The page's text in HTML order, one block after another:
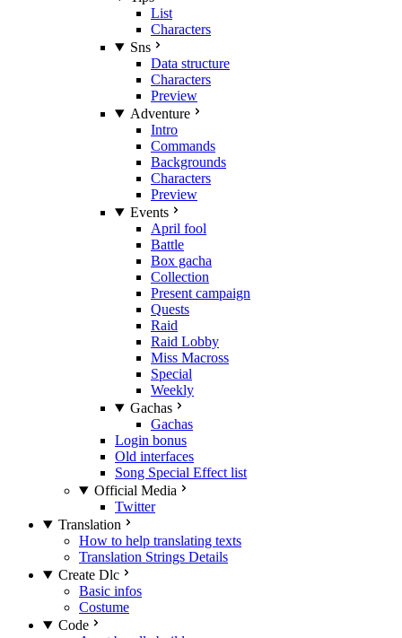
List
Characters
Sns
Data structure
Characters
Preview
Adventure
Intro
Commands
Backgrounds
Characters
Preview
Events
April fool
Battle
Box gacha
Collection
Present campaign
Quests
Raid
Raid Lobby
Miss Macross
Special
Weekly
Gachas
Gachas
Login bonus
Old interfaces
Song Special Effect list
Official Media
Twitter
Translation
How to help translating texts
Translation Strings Details
Create Dlc
Basic infos
Costume
Code